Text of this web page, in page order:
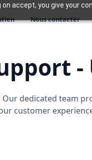
accept, you give your
Nous contacter
-
dedicated team
customer